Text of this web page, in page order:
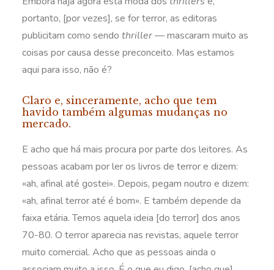
portanto, [por vezes], se for terror, as editoras
publicitam como sendo thriller— mascaram muito as
coisas por causa desse preconceito. Mas estamos
aqui para isso, não é?
Claro e, sinceramente, acho que tem
havido também algumas mudanças no
mercado.
E acho que há mais procura por parte dos leitores. As
pessoas acabam por ler os livros de terror e dizem:
«ah, afinal até gostei». Depois, pegam noutro e dizem:
«ah, afinal terror até é bom». E também depende da
faixa etária. Temos aquela ideia [do terror] dos anos
70-80. O terror aparecia nas revistas, aquele terror
muito comercial. Acho que as pessoas ainda o